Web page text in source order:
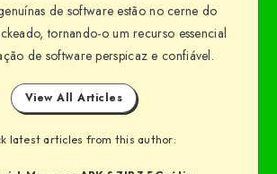
de software estão no cerne do
tornando-o um recurso essencial
de software perspicaz e confiável.
View All Articles
latest articles from this author: